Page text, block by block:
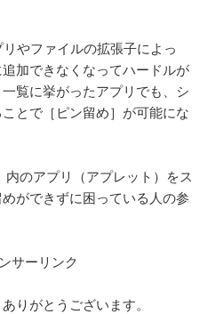
やファイルの拡張子によっ
加できなくなってハードルが
一覧に挙がったアプリでも、シ
とで［ピン留め］が可能にな
内のアプリ（アプレット）をス
ができずに困っている人の参
サーリンク
りがとうございます。